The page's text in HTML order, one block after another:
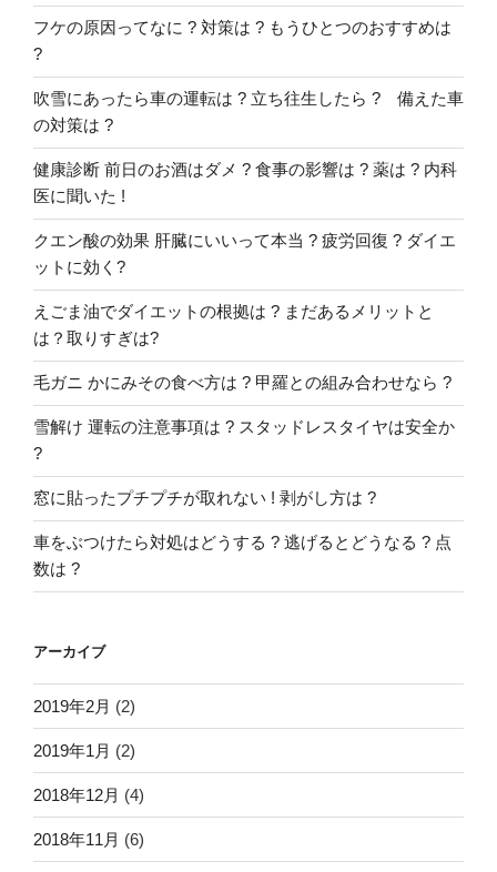
つ
方
法
と
は
?!”
フケの原因ってなに ? 対策は ? もうひとつのおすすめは
?
吹雪にあったら車の運転は ? 立ち往生したら ? 備えた車
の対策は ?
健康診断 前日のお酒はダメ ? 食事の影響は ? 薬は ? 内科
医に聞いた !
クエン酸の効果 肝臓にいいって本当 ? 疲労回復 ? ダイエ
ットに効く?
えごま油でダイエットの根拠は ? まだあるメリットと
は？取りすぎは?
毛ガニ かにみその食べ方は ? 甲羅との組み合わせなら ?
雪解け 運転の注意事項は ? スタッドレスタイヤは安全か
?
窓に貼ったプチプチが取れない ! 剥がし方は ?
車をぶつけたら対処はどうする ? 逃げるとどうなる ? 点
数は ?
アーカイブ
2019年2月 (2)
2019年1月 (2)
2018年12月 (4)
2018年11月 (6)